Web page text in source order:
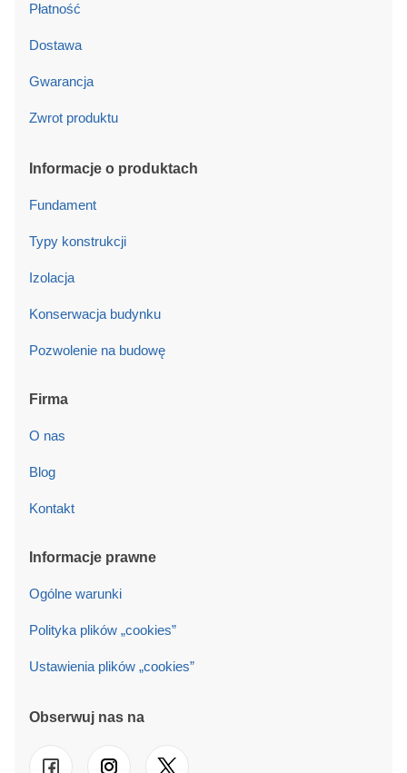
Płatność
Dostawa
Gwarancja
Zwrot produktu
Informacje o produktach
Fundament
Typy konstrukcji
Izolacja
Konserwacja budynku
Pozwolenie na budowę
Firma
O nas
Blog
Kontakt
Informacje prawne
Ogólne warunki
Polityka plików „cookies”
Ustawienia plików „cookies”
Obserwuj nas na